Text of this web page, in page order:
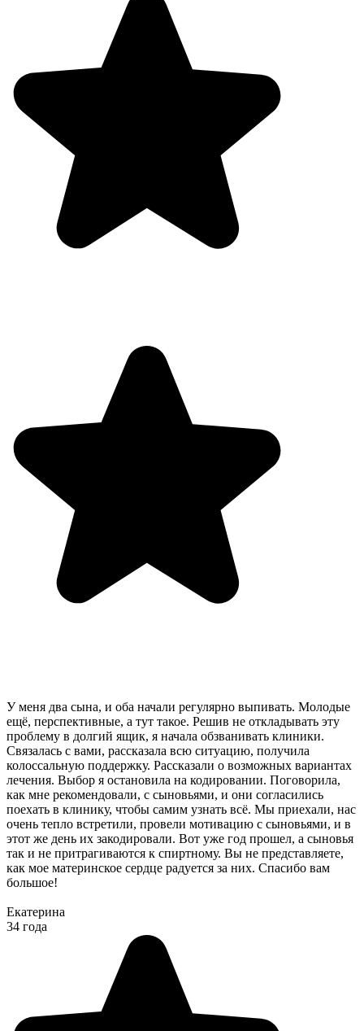
У меня два сына, и оба начали регулярно выпивать. Молодые
ещё, перспективные, а тут такое. Решив не откладывать эту
проблему в долгий ящик, я начала обзванивать клиники.
Связалась с вами, рассказала всю ситуацию, получила
колоссальную поддержку. Рассказали о возможных вариантах
лечения. Выбор я остановила на кодировании. Поговорила,
как мне рекомендовали, с сыновьями, и они согласились
поехать в клинику, чтобы самим узнать всё. Мы приехали, нас
очень тепло встретили, провели мотивацию с сыновьями, и в
этот же день их закодировали. Вот уже год прошел, а сыновья
так и не притрагиваются к спиртному. Вы не представляете,
как мое материнское сердце радуется за них. Спасибо вам
большое!
Екатерина
34 года